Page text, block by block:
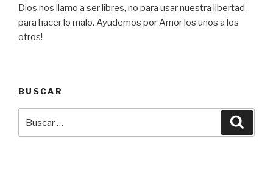
Dios nos llamo a ser libres, no para usar nuestra libertad
para hacer lo malo. Ayudemos por Amor los unos a los
otros!
BUSCAR
por: